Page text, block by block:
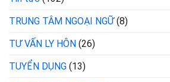
TRUNG TÂM NGOẠI NGỮ(8)
TƯ VẤN LY HÔN (26)
TUYỂN DỤNG (13)